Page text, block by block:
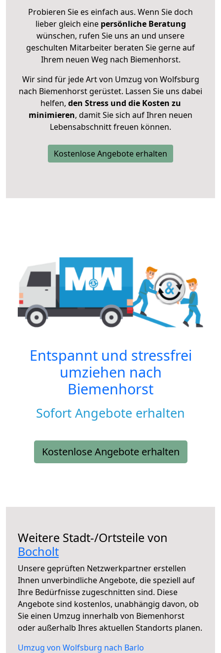
Probieren Sie es einfach aus. Wenn Sie doch
lieber gleich eine persönliche Beratung
wünschen, rufen Sie uns an und unsere
geschulten Mitarbeiter beraten Sie gerne auf
Ihrem neuen Weg nach Biemenhorst.
Wir sind für jede Art von Umzug von Wolfsburg
nach Biemenhorst gerüstet. Lassen Sie uns dabei
helfen, den Stress und die Kosten zu
minimieren, damit Sie sich auf Ihren neuen
Lebensabschnitt freuen können.
Kostenlose Angebote erhalten
Entspannt und stressfrei
umziehen nach
Biemenhorst
Sofort Angebote erhalten
Kostenlose Angebote erhalten
Weitere Stadt-/Ortsteile von
Bocholt
Unsere geprüften Netzwerkpartner erstellen
Ihnen unverbindliche Angebote, die speziell auf
Ihre Bedürfnisse zugeschnitten sind. Diese
Angebote sind kostenlos, unabhängig davon, ob
Sie einen Umzug innerhalb von Biemenhorst
oder außerhalb Ihres aktuellen Standorts planen.
Umzug von Wolfsburg nach Barlo